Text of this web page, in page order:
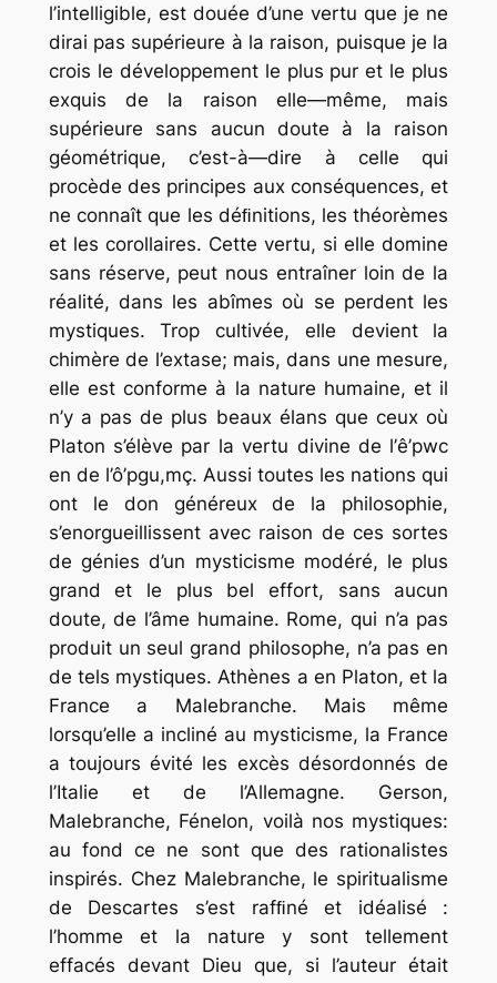
l’intelligible, est douée d’une vertu que je ne
dirai pas supérieure à la raison, puisque je la
crois le développement le plus pur et le plus
exquis de la raison elle—même, mais
supérieure sans aucun doute à la raison
géométrique, c’est-à—dire à celle qui
procède des principes aux conséquences, et
ne connaît que les déﬁnitions, les théorèmes
et les corollaires. Cette vertu, si elle domine
sans réserve, peut nous entraîner loin de la
réalité, dans les abîmes où se perdent les
mystiques. Trop cultivée, elle devient la
chimère de l’extase; mais, dans une mesure,
elle est conforme à la nature humaine, et il
n’y a pas de plus beaux élans que ceux où
Platon s’élève par la vertu divine de l’ê’pwc
en de l’ô’pgu,mç. Aussi toutes les nations qui
ont le don généreux de la philosophie,
s’enorgueillissent avec raison de ces sortes
de génies d’un mysticisme modéré, le plus
grand et le plus bel effort, sans aucun
doute, de l’âme humaine. Rome, qui n’a pas
produit un seul grand philosophe, n’a pas en
de tels mystiques. Athènes a en Platon, et la
France a Malebranche. Mais même
lorsqu’elle a incliné au mysticisme, la France
a toujours évité les excès désordonnés de
l’Italie et de l’Allemagne. Gerson,
Malebranche, Fénelon, voilà nos mystiques:
au fond ce ne sont que des rationalistes
inspirés. Chez Malebranche, le spiritualisme
de Descartes s’est rafﬁné et idéalisé :
l’homme et la nature y sont tellement
effacés devant Dieu que, si l’auteur était